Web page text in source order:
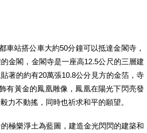
站搭公車大約50分鐘可以抵達金閣寺，
金閣，金閣寺是一座高12.5公尺的三層建
著的約有20萬張10.8公分見方的金箔，寺
有黃金的鳳凰雕像，鳳凰在陽光下閃亮發
力不動搖，同時也祈求和平的願望。
極樂淨土為藍圖，建造金光閃閃的建築和